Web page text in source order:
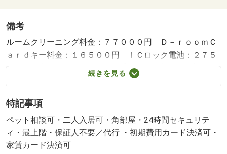
備考
ルームクリーニング料金：７７０００円 Ｄ－ｒｏｏｍＣ
ａｒｄキー料金：１６５００円 ＩＣロック電池：２７５
０円 駐車場更新料１ヵ月・賃貸保証等：加入要（初回保
証料３５０００円 月額総賃料の１％＋８００円 口座振
～・ペット条件：小型犬可・ハウスパートナー船橋店で
す。ネット上で気になる物件がございましたらお気軽にご
相談下さい。当社でまとめてご紹介・ご案内が可能です。
オンライン内見、初期費用のご相談もお気軽にお問合せ下
続きを見る
特記事項
ペット相談可・二人入居可・角部屋・24時間セキュリテ
ィ・最上階・保証人不要／代行 ・初期費用カード決済可・
家賃カード決済可